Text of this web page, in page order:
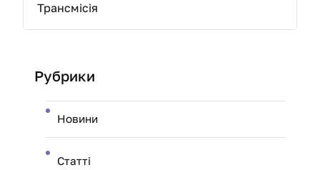
Трансмісія
Рубрики
Новини
Статті